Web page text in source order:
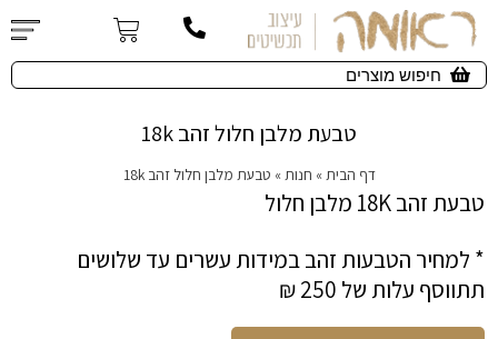
טבעת מלבן חלול זהב 18k
דף הבית » חנות » טבעת מלבן חלול זהב 18k
טבעת זהב 18K מלבן חלול
* למחיר הטבעות זהב במידות עשרים עד שלושים
תתווסף עלות של 250 ₪